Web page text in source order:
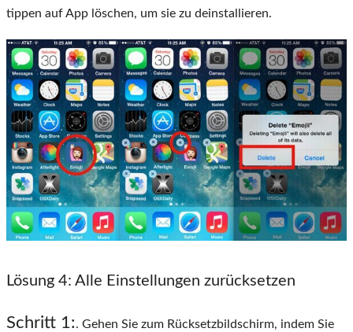
tippen auf App löschen, um sie zu deinstallieren.
Lösung 4: Alle Einstellungen zurücksetzen
Schritt 1:. Gehen Sie zum Rücksetzbildschirm, indem Sie